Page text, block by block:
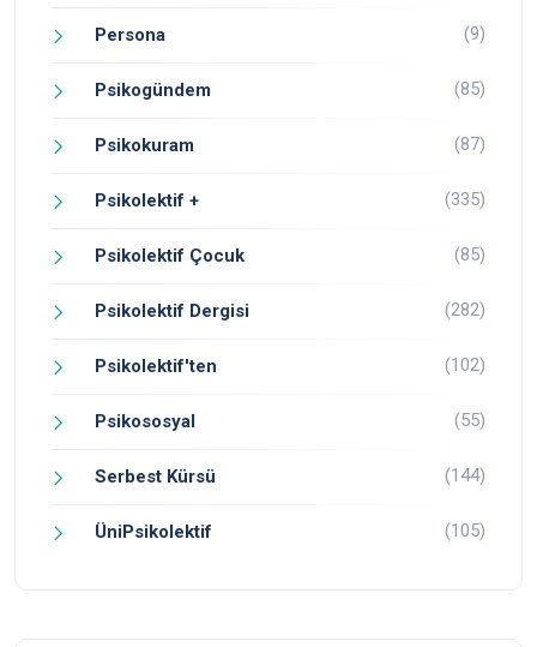
Persona (9)
Psikogündem (85)
Psikokuram (87)
Psikolektif + (335)
Psikolektif Çocuk (85)
Psikolektif Dergisi (282)
Psikolektif'ten (102)
Psikososyal (55)
Serbest Kürsü (144)
ÜniPsikolektif (105)